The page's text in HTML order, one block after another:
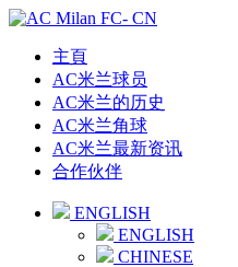
主頁
AC米兰球员
AC米兰的历史
AC米兰角球
AC米兰最新资讯
合作伙伴
ENGLISH
ENGLISH
CHINESE